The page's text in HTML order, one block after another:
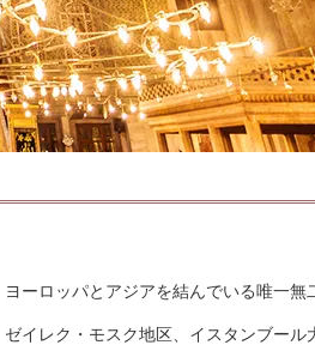
ーロッパとアジアを結んでいる唯一
イレク・モスク地区、イスタンブー